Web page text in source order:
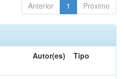
Anterior 1 Próximo
Autor(es) Tipo